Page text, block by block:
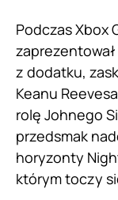
Podczas Xbox
z dodatku,
Keanu
rolę Johnego
przedsmak
horyzonty
którym toczy